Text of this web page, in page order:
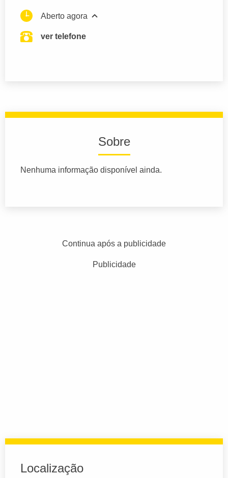
Aberto agora
ver telefone
Sobre
Nenhuma informação disponível ainda.
Continua após a publicidade
Publicidade
Localização